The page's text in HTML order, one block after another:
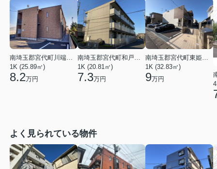
南埼玉郡宮代町川端３丁目
1K (25.89㎡)
8.2万円
南埼玉郡宮代町和戸１丁目
1K (20.81㎡)
7.3万円
1K (32.83㎡)
9万円
よく見られている物件